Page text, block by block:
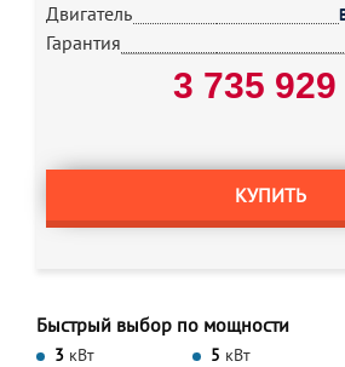
Двигатель
Гарантия
3 735
КУПИТЬ
Быстрый выбор по мощности
3 кВт 5 кВт